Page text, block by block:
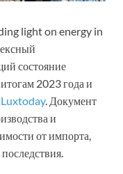
light on energy in
состояние
2023 года и
Luxtoday. Документ
и
от импорта,